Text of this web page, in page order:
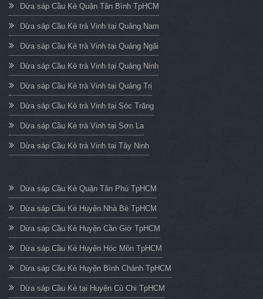
Dừa sáp Cầu Kè Quận Tân Bình TpHCM
Dừa sáp Cầu Kè trà Vinh tại Quảng Nam
Dừa sáp Cầu Kè trà Vinh tại Quảng Ngãi
Dừa sáp Cầu Kè trà Vinh tại Quảng Ninh
Dừa sáp Cầu Kè trà Vinh tại Quảng Trị
Dừa sáp Cầu Kè trà Vinh tại Sóc Trăng
Dừa sáp Cầu Kè trà Vinh tại Sơn La
Dừa sáp Cầu Kè trà Vinh tại Tây Ninh
Dừa sáp Cầu Kè Quận Tân Phú TpHCM
Dừa sáp Cầu Kè Huyện Nhà Bè TpHCM
Dừa sáp Cầu Kè Huyện Cần Giờ TpHCM
Dừa sáp Cầu Kè Huyện Hóc Môn TpHCM
Dừa sáp Cầu Kè Huyện Bình Chánh TpHCM
Dừa sáp Cầu Kè tại Huyện Củ Chi TpHCM